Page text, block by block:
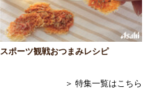
スポーツ観戦おつまみレシピ
＞ 特集一覧はこちら